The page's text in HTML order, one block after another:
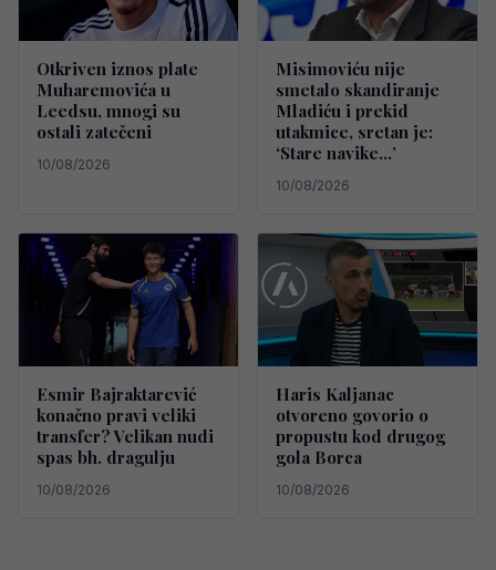
Otkriven iznos plate
Muharemovića u
Leedsu, mnogi su
ostali zatečeni
10/08/2026
Misimoviću nije
smetalo skandiranje
Mladiću i prekid
utakmice, sretan je:
‘Stare navike…’
10/08/2026
Esmir Bajraktarević
konačno pravi veliki
transfer? Velikan nudi
spas bh. dragulju
10/08/2026
Haris Kaljanac
otvoreno govorio o
propustu kod drugog
gola Borca
10/08/2026